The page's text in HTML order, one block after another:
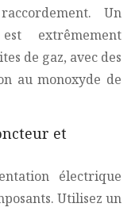
Un
extrêmement
de gaz, avec des
au monoxyde de
et
électrique
Utilisez un